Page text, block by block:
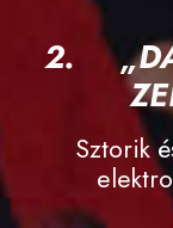
2.
Sztorik